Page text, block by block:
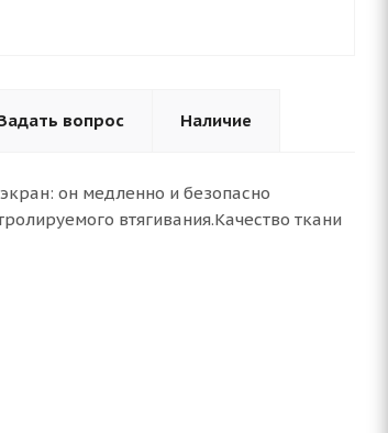
вопрос Наличие
он медленно и безопасно
втягивания.Качество ткани